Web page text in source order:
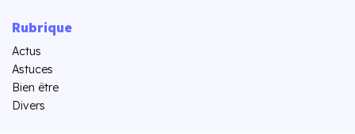
Rubrique
Actus
Astuces
Bien être
Divers